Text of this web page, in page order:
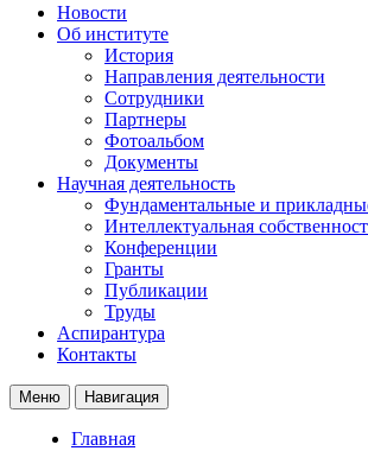
Новости
Об институте
История
Направления деятельности
Сотрудники
Партнеры
Фотоальбом
Документы
Научная деятельность
Фундаментальные и
Интеллектуальная
Конференции
Гранты
Публикации
Труды
Аспирантура
Контакты
Меню Навигация
Главная